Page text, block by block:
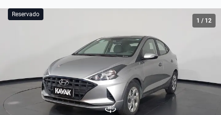
Reservado
1 / 12